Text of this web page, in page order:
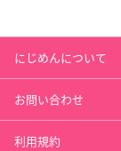
にじめんについて
お問い合わせ
利用規約